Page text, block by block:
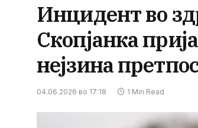
Инцидент во
Скопјанка
нејзина
04.06.2026 во 17:18 1 Min Read